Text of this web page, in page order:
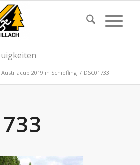
2019 in Schiefling / DSC01733